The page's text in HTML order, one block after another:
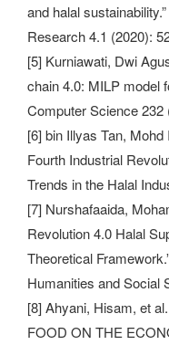
and halal
Research 4.1 (2020):
[5] Kurniawati, Dwi
chain 4.0: MILP model
Computer Science 232
[6] bin Illyas Tan,
Fourth Industrial
Trends in the Halal
[7] Nurshafaaida,
Revolution 4.0 Halal
Theoretical
Humanities and Social
[8] Ahyani, Hisam, et
FOOD ON THE